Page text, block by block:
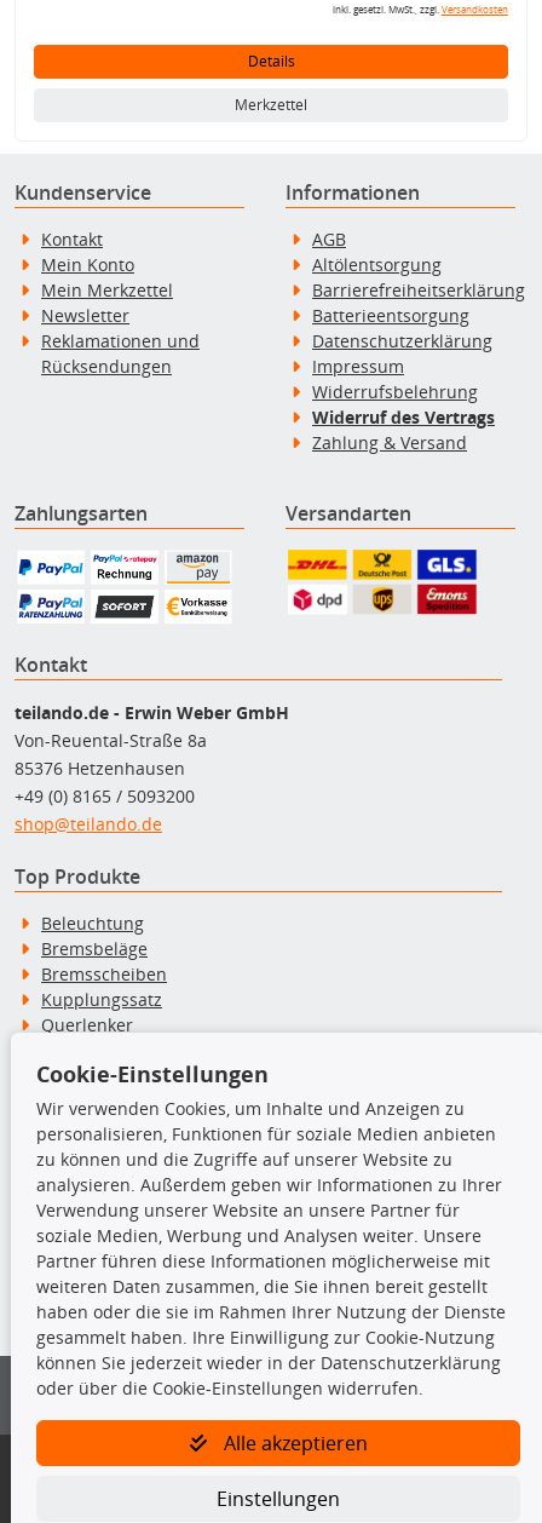
inkl. gesetzl. MwSt., zzgl.Versandkosten
Details
Merkzettel
Kundenservice
Kontakt
Mein Konto
Mein Merkzettel
Newsletter
Reklamationen und
Rücksendungen
Informationen
AGB
Altölentsorgung
Barrierefreiheitserklärung
Batterieentsorgung
Datenschutzerklärung
Impressum
Widerrufsbelehrung
Widerruf des Vertrags
Zahlung & Versand
Zahlungsarten Versandarten
Kontakt
teilando.de - Erwin Weber GmbH
Von-Reuental-Straße 8a
85376 Hetzenhausen
+49 (0) 8165 / 5093200
shop@teilando.de
Top Produkte
Beleuchtung
Bremsbeläge
Bremsscheiben
Kupplungssatz
Querlenker
Stoßdämpfer
TecDoc Inside
Die hier angezeigten Daten insbesondere die gesamte Datenbank dürfen
nicht kopiert werden.
Es ist zu unterlassen, die Daten oder die gesamte Datenbank ohne
vorherige Zustimmung von TecDoc zu vervielfältigen, zu verbreiten
und/oder diese Handlungen durch Dritte ausführen zu lassen. Ein
Bitte prüfen Sie, ob das über unseren Onlineshop identifizierte Ersatzteil
Gegebenenfalls sind ergänzende Informationen notwendig, um
Cookie-Einstellungen
Wir verwenden Cookies, um Inhalte und Anzeigen zu
personalisieren, Funktionen für soziale Medien anbieten
zu können und die Zugriffe auf unserer Website zu
analysieren. Außerdem geben wir Informationen zu Ihrer
Verwendung unserer Website an unsere Partner für
soziale Medien, Werbung und Analysen weiter. Unsere
Partner führen diese Informationen möglicherweise mit
weiteren Daten zusammen, die Sie ihnen bereit gestellt
haben oder die sie im Rahmen Ihrer Nutzung der Dienste
gesammelt haben. Ihre Einwilligung zur Cookie-Nutzung
können Sie jederzeit wieder in der Datenschutzerklärung
oder über die Cookie-Einstellungen widerrufen.
Alle akzeptieren
Einstellungen